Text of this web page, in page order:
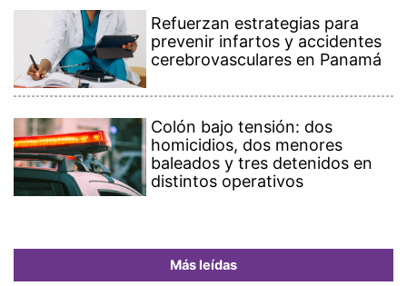
Refuerzan estrategias para
prevenir infartos y accidentes
cerebrovasculares en Panamá
Colón bajo tensión: dos
homicidios, dos menores
baleados y tres detenidos en
distintos operativos
Más leídas